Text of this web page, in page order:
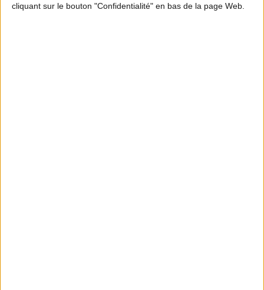
cliquant sur le bouton "Confidentialité" en bas de la page Web.